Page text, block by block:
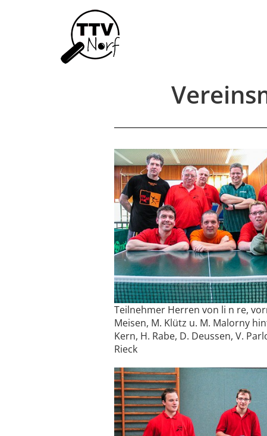
Teilnehmer Herren von li n re,
Meisen, M. Klütz u. M. Malorny
Kern, H. Rabe, D. Deussen, V.
Rieck